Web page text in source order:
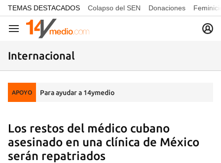
common.go-to-content
TEMAS DESTACADOS Colapso del SEN Donaciones
Navegación
Internacional
APOYO Para ayudar a 14ymedio
Los restos del médico cubano
asesinado en una clínica de México
serán repatriados